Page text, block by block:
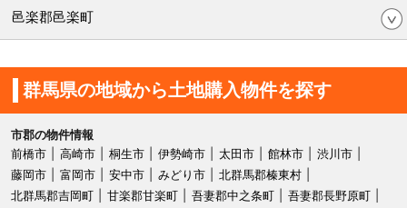
邑楽郡邑楽町
群馬県の地域から土地購入物件を探す
市郡の物件情報
前橋市
高崎市 桐生市 伊勢崎市 太田市 館林市
渋川市
藤岡市
富岡市 安中市 みどり市
北群馬郡榛東村
北群馬郡吉岡町
甘楽郡甘楽町 吾妻郡中之条町 吾妻郡長野原町